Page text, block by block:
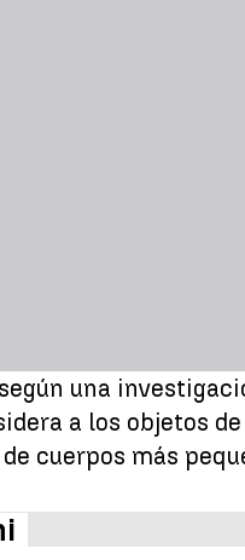
una
a los objetos
cuerpos más